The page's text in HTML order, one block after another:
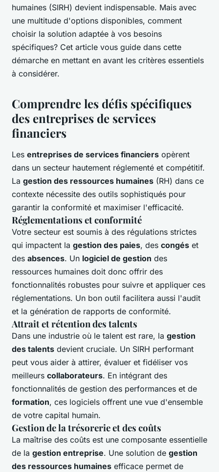
humaines (SIRH) devient indispensable. Mais avec
une multitude d'options disponibles, comment
choisir la solution adaptée à vos besoins
spécifiques? Cet article vous guide dans cette
démarche en mettant en avant les critères essentiels
à considérer.
Comprendre les défis spécifiques
des entreprises de services
financiers
Les entreprises de services financiers opèrent
dans un secteur hautement réglementé et compétitif.
La gestion des ressources humaines (RH) dans ce
contexte nécessite des outils sophistiqués pour
garantir la conformité et maximiser l'efficacité.
Réglementations et conformité
Votre secteur est soumis à des régulations strictes
qui impactent la gestion des paies, des congés et
des absences. Un logiciel de gestion des
ressources humaines doit donc offrir des
fonctionnalités robustes pour suivre et appliquer ces
réglementations. Un bon outil facilitera aussi l'audit
et la génération de rapports de conformité.
Attrait et rétention des talents
Dans une industrie où le talent est rare, la gestion
des talents devient cruciale. Un SIRH performant
peut vous aider à attirer, évaluer et fidéliser vos
meilleurs collaborateurs. En intégrant des
fonctionnalités de gestion des performances et de
formation, ces logiciels offrent une vue d'ensemble
de votre capital humain.
Gestion de la trésorerie et des coûts
La maîtrise des coûts est une composante essentielle
de la gestion entreprise. Une solution de gestion
des ressources humaines efficace permet de